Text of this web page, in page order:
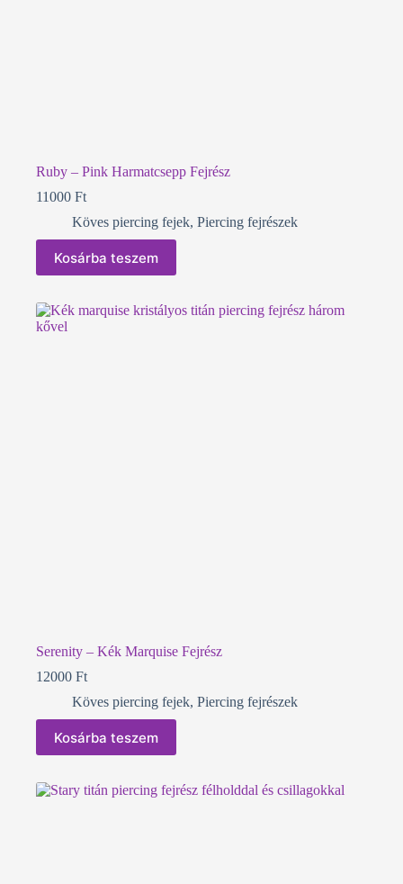
Ruby – Pink Harmatcsepp Fejrész
11000 Ft
Köves piercing fejek, Piercing fejrészek
Kosárba teszem
Serenity – Kék Marquise Fejrész
12000 Ft
Köves piercing fejek, Piercing fejrészek
Kosárba teszem